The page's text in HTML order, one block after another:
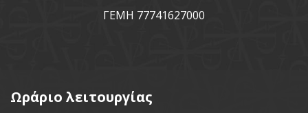
ΓΕΜΗ 77741627000
Ωράριο λειτουργίας